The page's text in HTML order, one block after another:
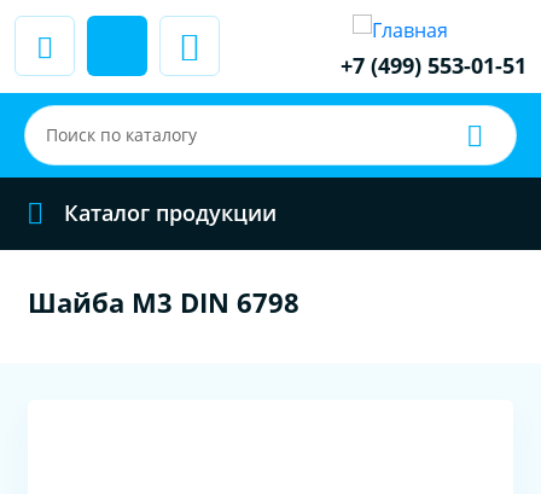
+7 (499) 553-01-51
Каталог продукции
Шайба M3 DIN 6798